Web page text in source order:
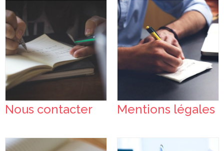
Nous contacter Mentions légales